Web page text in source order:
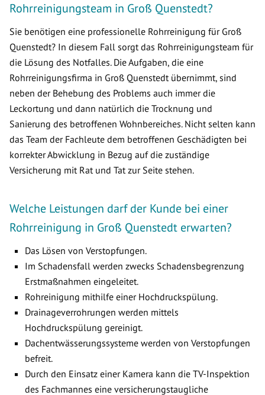
Rohrreinigungsteam in Groß Quenstedt?
Sie benötigen eine professionelle Rohrreinigung für Groß
Quenstedt? In diesem Fall sorgt das Rohrreinigungsteam für
die Lösung des Notfalles. Die Aufgaben, die eine
Rohrreinigungsfirma in Groß Quenstedt übernimmt, sind
neben der Behebung des Problems auch immer die
Leckortung und dann natürlich die Trocknung und
Sanierung des betroffenen Wohnbereiches. Nicht selten kann
das Team der Fachleute dem betroffenen Geschädigten bei
korrekter Abwicklung in Bezug auf die zuständige
Versicherung mit Rat und Tat zur Seite stehen.
Welche Leistungen darf der Kunde bei einer
Rohrreinigung in Groß Quenstedt erwarten?
Das Lösen von Verstopfungen.
Im Schadensfall werden zwecks Schadensbegrenzung
Erstmaßnahmen eingeleitet.
Rohreinigung mithilfe einer Hochdruckspülung.
Drainageverrohrungen werden mittels
Hochdruckspülung gereinigt.
Dachentwässerungssysteme werden von Verstopfungen
befreit.
Durch den Einsatz einer Kamera kann die TV-Inspektion
des Fachmannes eine versicherungstaugliche